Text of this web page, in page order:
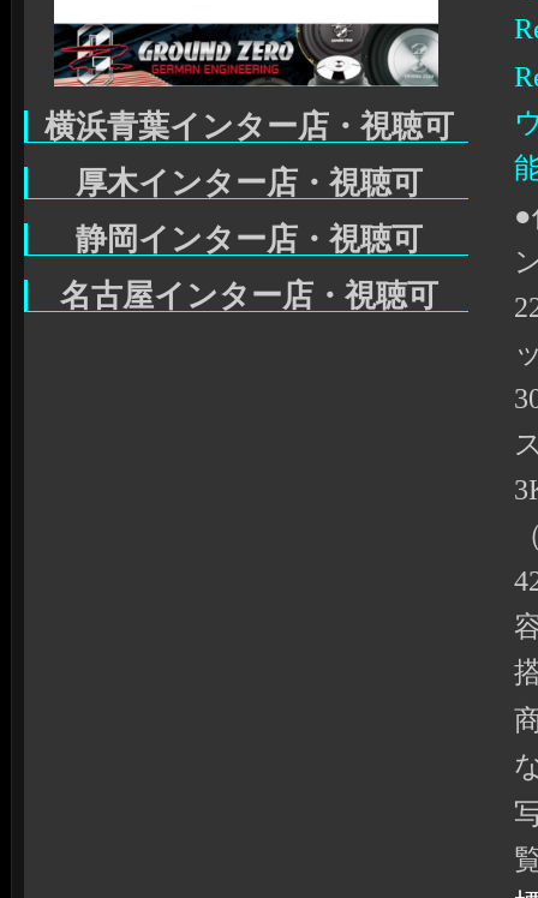
横浜青葉インター店・視聴可
厚木インター店・視聴可
静岡インター店・視聴可
名古屋インター店・視聴可
●